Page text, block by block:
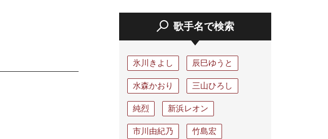
歌手名で検索
氷川きよし 辰巳ゆうと
水森かおり 三山ひろし
純烈 新浜レオン
市川由紀乃 竹島宏